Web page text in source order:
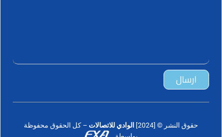
ارسال
حقوق النشر © [2024] الوادي للاتصالات – كل الحقوق محفوظة